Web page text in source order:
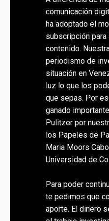
comunicación
ha adoptado el
subscripción
contenido.
periodismo de
situación en
luz lo que los
que sepas. Por
ganado
Pulitzer por
los Papeles de
Maria Moors
Universidad de
Para poder
te pedimos que
aporte. El dinero